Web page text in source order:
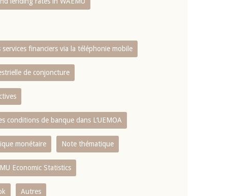
financiers via la téléphonie mobile
de conjoncture
conditions de banque dans L‘UEMOA
monétaire Note thématique
Economic Statistics
Autres